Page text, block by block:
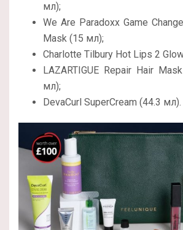
мл);
We Are Paradoxx Game
Mask (15 мл);
Charlotte Tilbury Hot Lips 2
LAZARTIGUE Repair Hair
мл);
DevaCurl SuperCream (44.3 мл).